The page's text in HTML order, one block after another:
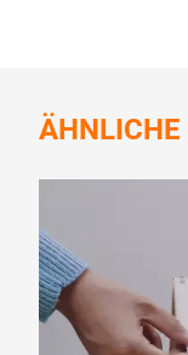
ÄHNLICHE